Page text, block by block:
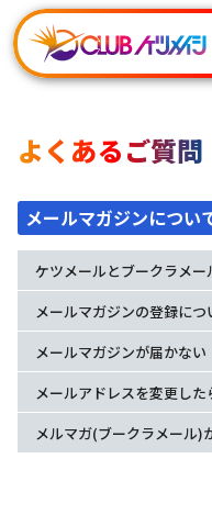
よくあるご質問
メールマガジンについ
ケツメールとブークラメー
メールマガジンの登録につ
メールマガジンが届かない
メールアドレスを変更し
メルマガ(ブークラメール)